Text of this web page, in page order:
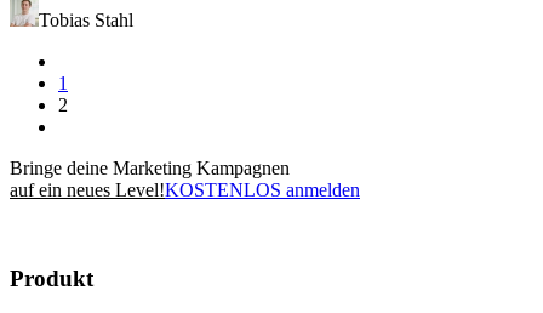
Tobias Stahl
1
2
Bringe deine Marketing Kampagnen
auf ein neues Level!KOSTENLOS anmelden
Produkt